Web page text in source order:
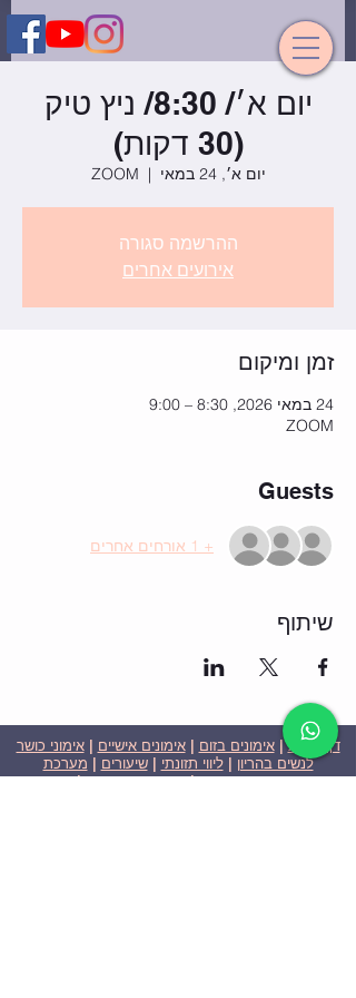
יום א׳/ 8:30/ ניץ טיק
(30 דקות)
יום א׳, 24 במאי
  |
ZOOM
ההרשמה סגורה
אירועים אחרים
זמן ומיקום
24 במאי 2026, 8:30 – 9:00
ZOOM
Guests
+ 1 אורחים אחרים
שיתוף
דף הבית|אימונים בזום |אימונים אישיים |אימוני כושר
לנשים בהריון |ליווי תזונתי |שיעורים | מערכת
שבועית-אימונים בזום|תוכניות ומחירים|סרטוני